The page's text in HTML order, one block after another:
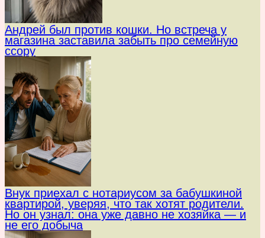
Андрей был против кошки. Но встреча у
магазина заставила забыть про семейную
ссору
Внук приехал с нотариусом за бабушкиной
квартирой, уверяя, что так хотят родители.
Но он узнал: она уже давно не хозяйка — и
не его добыча